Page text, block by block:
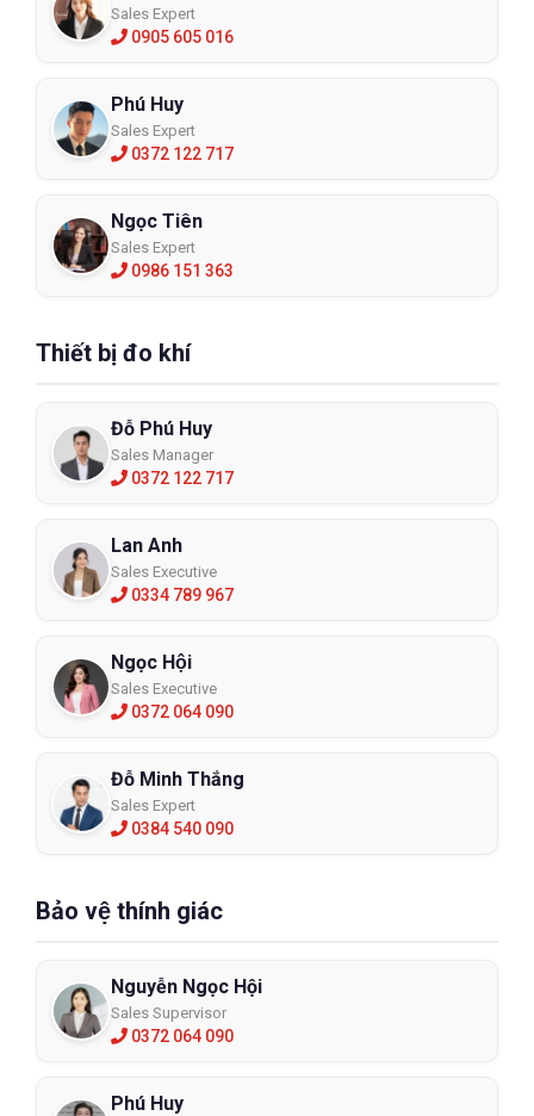
Sales Expert
0905 605 016
Phú Huy
Sales Expert
0372 122 717
Ngọc Tiên
Sales Expert
0986 151 363
Thiết bị đo khí
Đỗ Phú Huy
Sales Manager
0372 122 717
Lan Anh
Sales Executive
0334 789 967
Ngọc Hội
Sales Executive
0372 064 090
Đỗ Minh Thắng
Sales Expert
0384 540 090
Bảo vệ thính giác
Nguyễn Ngọc Hội
Sales Supervisor
0372 064 090
Phú Huy